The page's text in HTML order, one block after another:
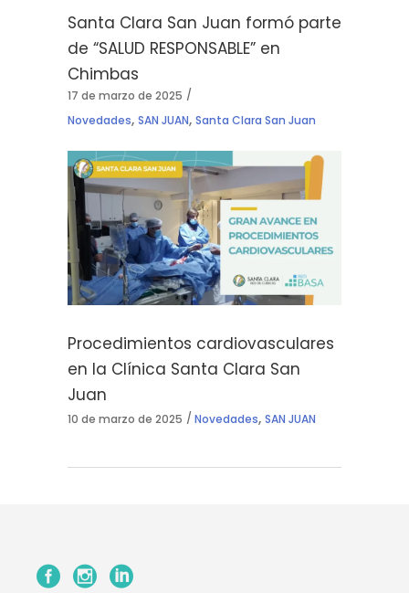
Santa Clara San Juan formó parte
de “SALUD RESPONSABLE” en
Chimbas
17 de marzo de 2025
Novedades, SAN JUAN, Santa Clara San Juan
Procedimientos cardiovasculares
en la Clínica Santa Clara San
Juan
10 de marzo de 2025 Novedades, SAN JUAN